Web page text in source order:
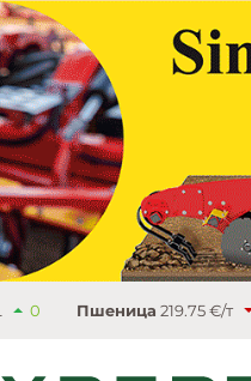
219.75 €/т 4.5 Рапс